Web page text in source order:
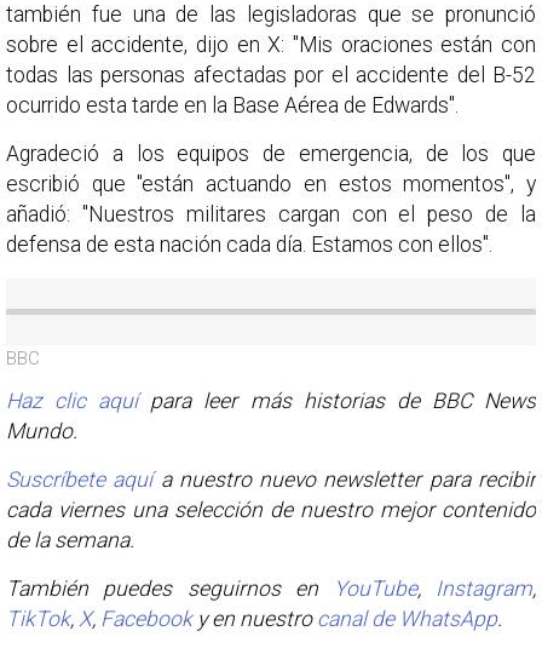
también fue una de las legisladoras que se pronunció
sobre el accidente, dijo en X: "Mis oraciones están con
todas las personas afectadas por el accidente del B-52
ocurrido esta tarde en la Base Aérea de Edwards".
Agradeció a los equipos de emergencia, de los que
escribió que "están actuando en estos momentos", y
añadió: "Nuestros militares cargan con el peso de la
defensa de esta nación cada día. Estamos con ellos".
BBC
Haz clic aquípara leer más historias de BBC News
Mundo.
Suscríbete aquía nuestro nuevo newsletter para recibir
cada viernes una selección de nuestro mejor contenido
de la semana.
También puedes seguirnos en
YouTube, Instagram,
TikTok, X, Facebooky en nuestro canal de WhatsApp.